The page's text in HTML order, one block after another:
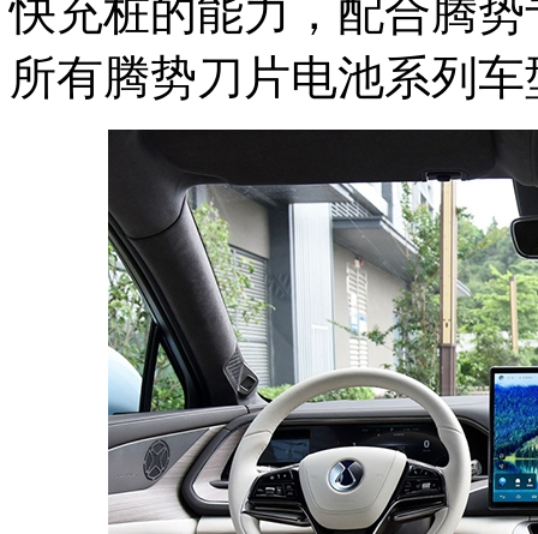
快充桩的能力，配合腾
所有腾势刀片电池系列